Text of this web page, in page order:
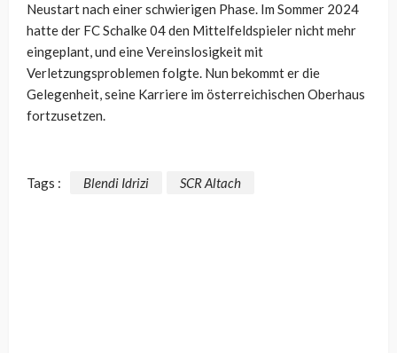
Neustart nach einer schwierigen Phase. Im Sommer 2024
hatte der FC Schalke 04 den Mittelfeldspieler nicht mehr
eingeplant, und eine Vereinslosigkeit mit
Verletzungsproblemen folgte. Nun bekommt er die
Gelegenheit, seine Karriere im österreichischen Oberhaus
fortzusetzen.
Tags : Blendi Idrizi SCR Altach